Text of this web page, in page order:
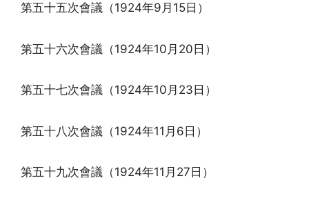
第五十五次會議（1924年9月15日）
第五十六次會議（1924年10月20日）
第五十七次會議（1924年10月23日）
第五十八次會議（1924年11月6日）
第五十九次會議（1924年11月27日）